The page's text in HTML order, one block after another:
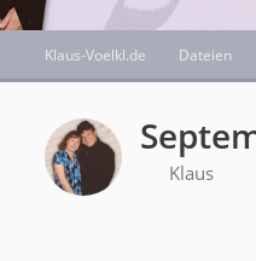
Klaus-Voelkl.de Dateien
Klaus